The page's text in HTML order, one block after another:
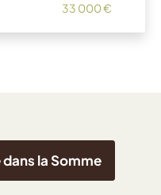
33 000 €
la Somme